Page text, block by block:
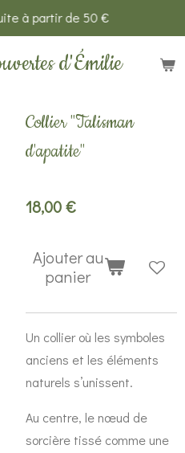
d'Émilie
à partir de 50 €
Collier "Talisman
d'apatite"
18,00 €
Ajouter au
panier
Un collier où les symboles
anciens et les éléments
naturels s’unissent.
Au centre, le nœud de
sorcière tissé comme une